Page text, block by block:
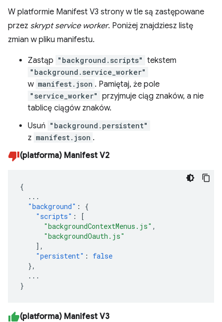
W platformie Manifest V3 strony w tle są zastępowane
przez skrypt service worker. Poniżej znajdziesz listę
zmian w pliku manifestu.
Zastąp "background.scripts" tekstem
"background.service_worker"
w manifest.json . Pamiętaj, że pole
"service_worker" przyjmuje ciąg znaków, a nie
tablicę ciągów znaków.
Usuń "background.persistent"
z manifest.json .
(platforma) Manifest V2
{
...
"background" :
{
"scripts" :
[
"backgroundContextMenus.js" ,
"backgroundOauth.js"
],
"persistent" :
false
},
...
}
(platforma) Manifest V3